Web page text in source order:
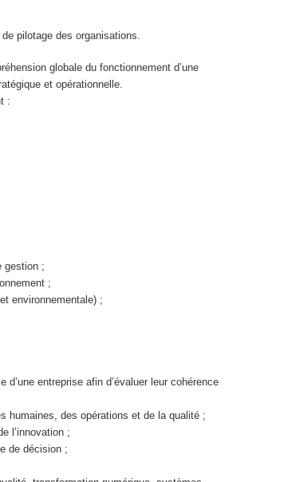
pilotage des organisations.
globale du fonctionnement d’une
et opérationnelle.
:
gestion ;
;
environnementale) ;
entreprise afin d’évaluer leur cohérence
humaines, des opérations et de la qualité ;
l’innovation ;
de décision ;